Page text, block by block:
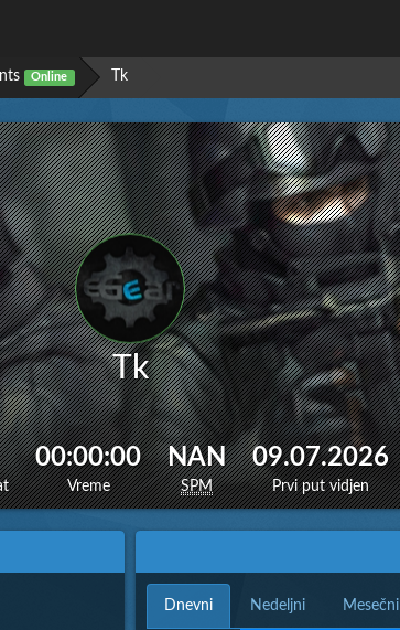
Online Tk
Tk
00:00:00
Vreme
NAN
SPM
09.07.2026
Prvi put vidjen
Dnevni Nedeljni Mesečni